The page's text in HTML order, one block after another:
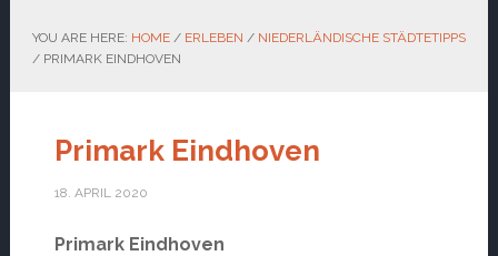
YOU ARE HERE: HOME / ERLEBEN / NIEDERLÄNDISCHE STÄDTETIPPS
/PRIMARK EINDHOVEN
Primark Eindhoven
18. APRIL 2020
Primark Eindhoven